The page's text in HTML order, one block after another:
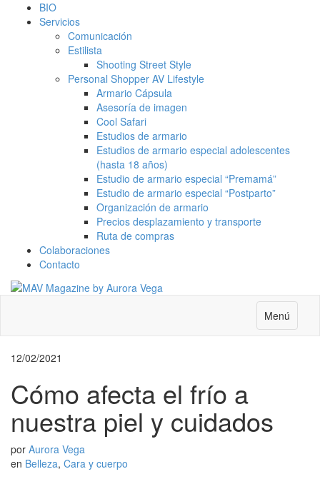
BIO
Servicios
Comunicación
Estilista
Shooting Street Style
Personal Shopper AV Lifestyle
Armario Cápsula
Asesoría de imagen
Cool Safari
Estudios de armario
Estudios de armario especial adolescentes
(hasta 18 años)
Estudio de armario especial “Premamá”
Estudio de armario especial “Postparto”
Organización de armario
Precios desplazamiento y transporte
Ruta de compras
Colaboraciones
Contacto
Menú
12/02/2021
Cómo afecta el frío a
nuestra piel y cuidados
por Aurora Vega
en Belleza, Cara y cuerpo